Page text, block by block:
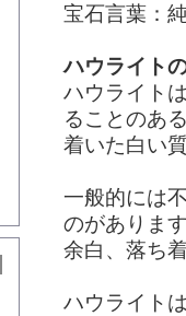
宝石言葉：
ハウライト
ハウライト
ることのあ
着いた白い
一般的には
のがありま
余白、落ち
ハウライト